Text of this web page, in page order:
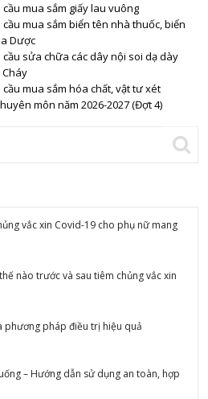
mua sắm giấy lau vuông
mua sắm biển tên nhà thuốc, biển
Dược
sửa chữa các dây nội soi dạ dày
mua sắm hóa chất, vật tư xét
môn năm 2026-2027 (Đợt 4)
vắc xin Covid-19 cho phụ nữ mang
nào trước và sau tiêm chủng vắc xin
phương pháp điều trị hiệu quả
– Hướng dẫn sử dụng an toàn, hợp